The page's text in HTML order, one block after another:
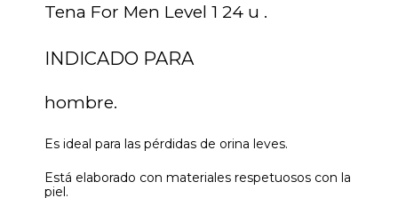
Tena For Men Level 1 24 u .
INDICADO PARA
hombre.
Es ideal para las pérdidas de orina leves.
Está elaborado con materiales respetuosos con la
piel.